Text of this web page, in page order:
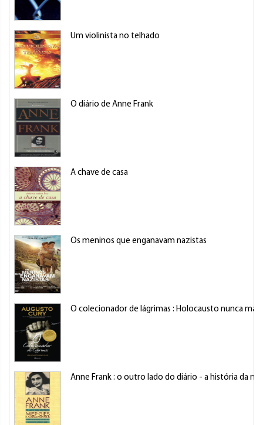
Um violinista no telhado
O diário de Anne Frank
A chave de casa
Os meninos que enganavam nazistas
O colecionador de lágrimas : Holocausto nunca mais
Anne Frank : o outro lado do diário - a história da